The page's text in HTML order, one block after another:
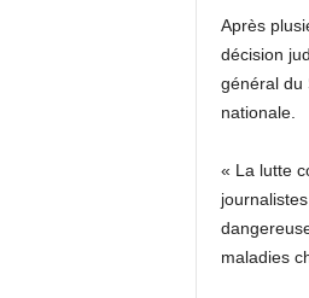
Après
décision
général du
nationale.
« La lutte
maladies